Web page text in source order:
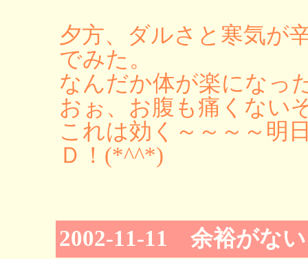
夕方、ダルさと寒気が
でみた。
なんだか体が楽になっ
おぉ、お腹も痛くない
これは効く～～～～明
Ｄ！(*^^*)
2002-11-11 余裕がない